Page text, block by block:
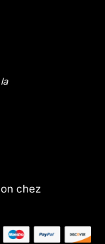
chez